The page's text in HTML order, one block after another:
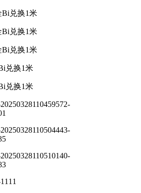
Bi兑换1米
Bi兑换1米
Bi兑换1米
兑换1米
兑换1米